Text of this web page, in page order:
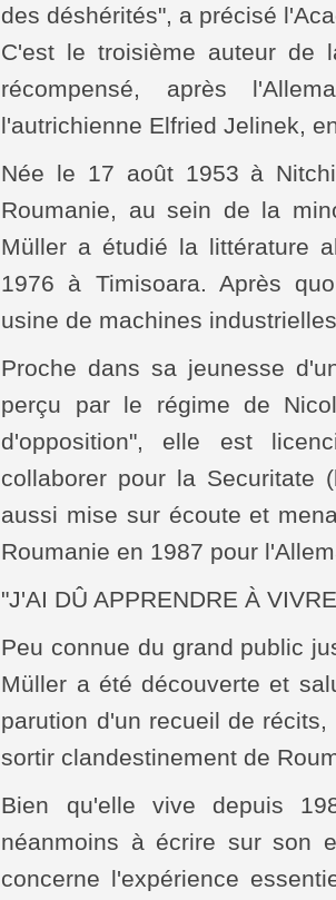
des déshérités", a précisé
C'est le troisième auteur de
récompensé, après
l'autrichienne Elfried Jelinek,
Née le 17 août 1953 à
Roumanie, au sein de la
Müller a étudié la littérature
1976 à Timisoara. Après
usine de machines
Proche dans sa jeunesse
perçu par le régime de
d'opposition", elle est
collaborer pour la Securitate
aussi mise sur écoute et
Roumanie en 1987 pour
"J'AI DÛ APPRENDRE À
Peu connue du grand public
Müller a été découverte et
parution d'un recueil de
sortir clandestinement de
Bien qu'elle vive depuis
néanmoins à écrire sur son
concerne l'expérience